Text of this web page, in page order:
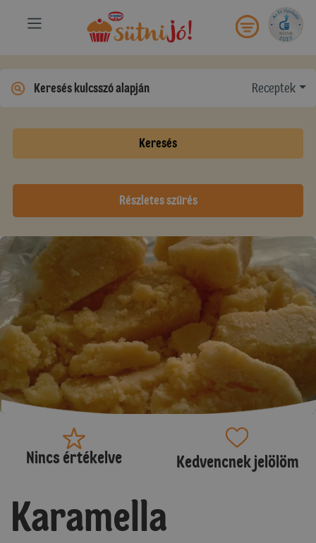
Receptek
Keresés
Részletes szűrés
Nincs értékelve Kedvencnek jelölöm
Karamella